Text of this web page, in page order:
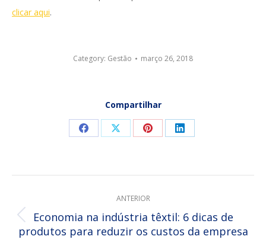
clicar aqui.
Category: Gestão março 26, 2018
Compartilhar
Compartilhar
Facebook
Compartilhar
X
Compartilhar
Pinterest
Compartilhar
LinkedIn
NAVEGAÇÃO
DE
POST:
ANTERIOR
Post
anterior:
Economia na indústria têxtil: 6 dicas de
produtos para reduzir os custos da empresa